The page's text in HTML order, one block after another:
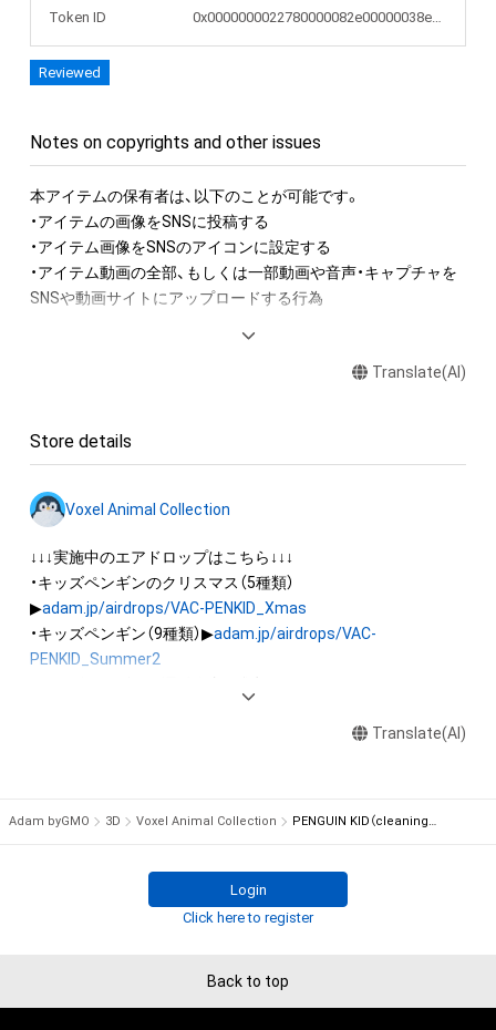
Token ID
0x0000000022780000082e00000038e215
Reviewed
Notes on copyrights and other issues
本アイテムの保有者は、以下のことが可能です。
・アイテムの画像をSNSに投稿する
・アイテム画像をSNSのアイコンに設定する
・アイテム動画の全部、もしくは一部動画や音声・キャプチャを
SNSや動画サイトにアップロードする行為
・本アイテムに関する創作物(画像および映像、音楽、商標または
産権(それらの権利を取得し、又はそれらの権利につき登録等を
作権を有する方、著作隣接権の権利者またはその管理委託を受
けている者によって保護されています。そのため、本アイテム
を保有していたとしても、本アイテムに関する創作物にかかる
知的財産権を有することを意味しません。
・本アイテムの著作権を有する方、著作隣接権の権利者またはそ
の管理委託を受けている者からの事前の同意なしに、上記の「本
アイテムの保有者が有する権利」の範囲を超えた行為、知的財産
ル、リバースエンジニアリングを含みますが、これに限定されま
Translate(AI)
Store details
Voxel Animal Collection
↓↓↓実施中のエアドロップはこちら↓↓↓
・キッズペンギンのクリスマス（5種類）
▶adam.jp/airdrops/VAC-PENKID_Xmas
・キッズペンギン（9種類）▶adam.jp/airdrops/VAC-
PENKID_Summer2
・フクロウ（3種類）▶adam.jp/airdrops/VAC-OWL
adam.jp/airdrops/VAC-NY2024
Translate(AI)
Adam byGMO 3D Voxel Animal Collection PENGUIN KID（cleaning style）
Login
Click here to register
Back to top